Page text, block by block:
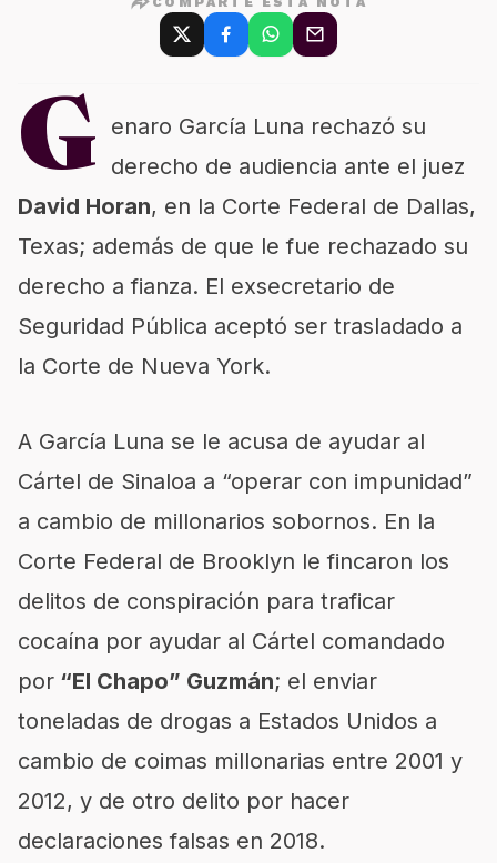
G
enaro García Luna rechazó su
derecho de audiencia ante el juez
David Horan, en la Corte Federal de Dallas,
Texas; además de que le fue rechazado su
derecho a fianza. El exsecretario de
Seguridad Pública aceptó ser trasladado a
la Corte de Nueva York.
A García Luna se le acusa de ayudar al
Cártel de Sinaloa a “operar con impunidad”
a cambio de millonarios sobornos. En la
Corte Federal de Brooklyn le fincaron los
delitos de conspiración para traficar
cocaína por ayudar al Cártel comandado
por “El Chapo” Guzmán; el enviar
toneladas de drogas a Estados Unidos a
cambio de coimas millonarias entre 2001 y
2012, y de otro delito por hacer
declaraciones falsas en 2018.